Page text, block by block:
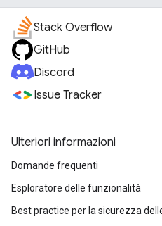
Stack Overflow
GitHub
Discord
Issue Tracker
Ulteriori informazioni
Domande frequenti
Esploratore delle funzionalità
Best practice per la sicurezza